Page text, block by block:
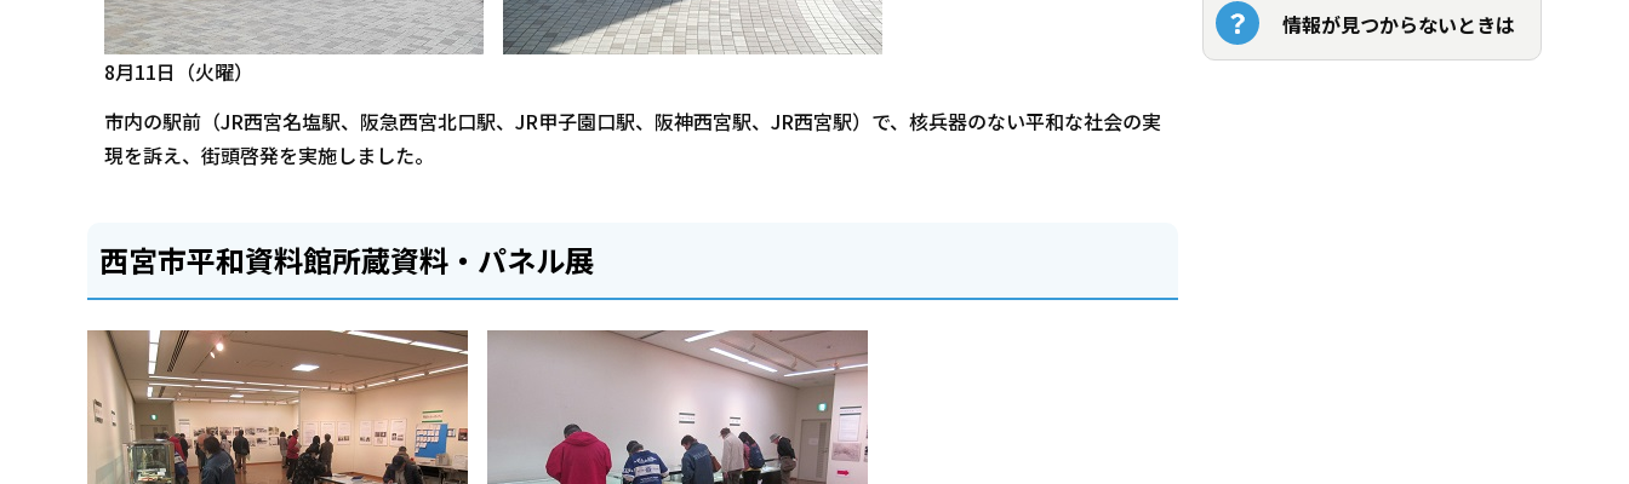
8月11日（火曜）
市内の駅前（JR西宮名塩駅、阪急西宮北口駅、JR甲子園口駅、阪神西宮駅、JR西宮駅）で、核兵器のない平和な社会の実
現を訴え、街頭啓発を実施しました。
西宮市平和資料館所蔵資料・パネル展
情報が見つからないときは